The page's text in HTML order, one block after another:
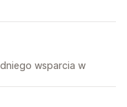
wsparcia w